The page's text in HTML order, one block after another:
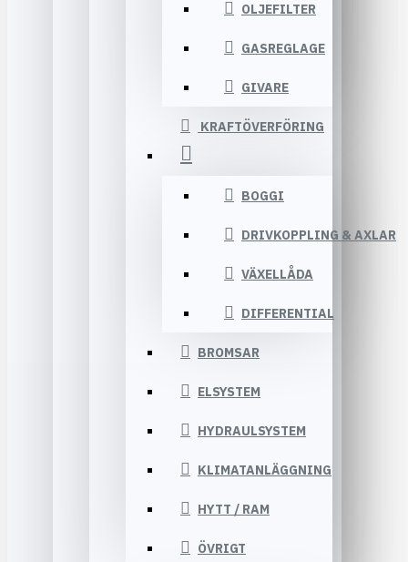
OLJEFILTER
GASREGLAGE
GIVARE
KRAFTÖVERFÖRING
BOGGI
DRIVKOPPLING & AXLAR
VÄXELLÅDA
DIFFERENTIAL
BROMSAR
ELSYSTEM
HYDRAULSYSTEM
KLIMATANLÄGGNING
HYTT / RAM
ÖVRIGT